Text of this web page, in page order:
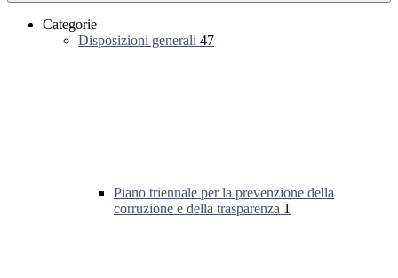
Categorie
Disposizioni generali 47
Piano triennale per la prevenzione della
corruzione e della trasparenza 1